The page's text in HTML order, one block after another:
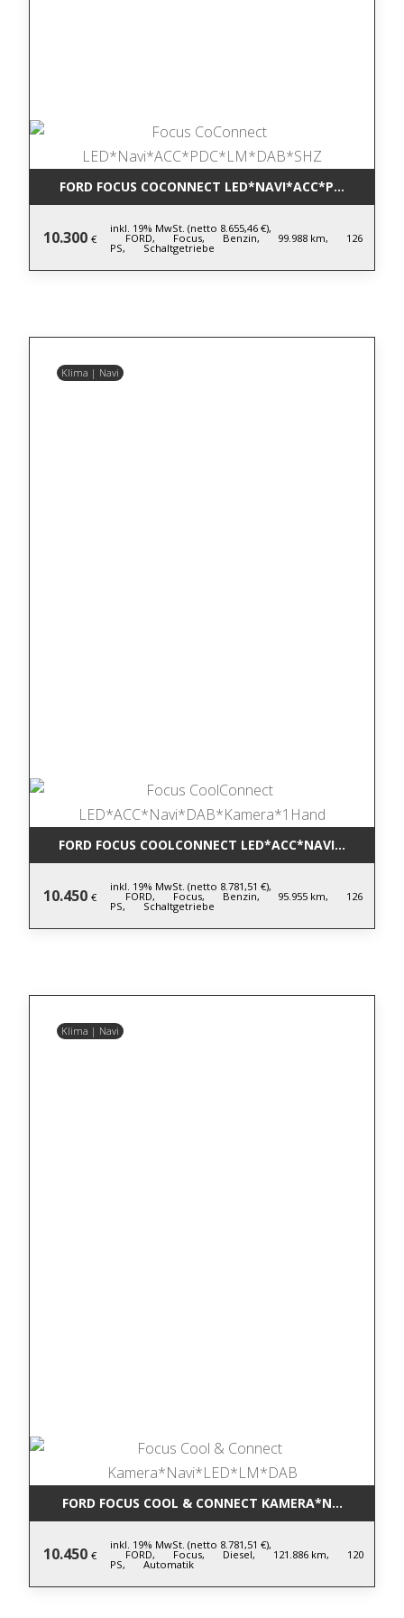
FORD FOCUS COCONNECT
10.300 €
inkl. 19% MwSt. (netto 8.655,46 €),
FORD, Focus, Benzin, 99.988 km, 126
PS, Schaltgetriebe
Klima | Navi
FORD FOCUS COOLCONNECT
10.450 €
inkl. 19% MwSt. (netto 8.781,51 €),
FORD, Focus, Benzin, 95.955 km, 126
PS, Schaltgetriebe
Klima | Navi
FORD FOCUS COOL & CONNECT
10.450 €
inkl. 19% MwSt. (netto 8.781,51 €),
FORD, Focus, Diesel, 121.886 km, 120
PS, Automatik